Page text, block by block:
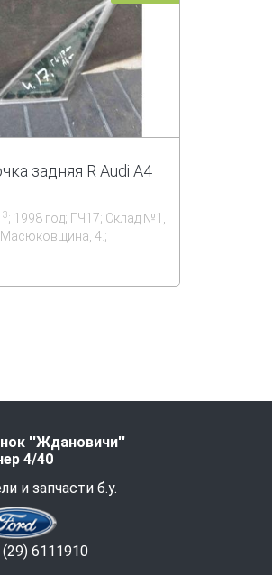
задняя R Audi A4
3; 1998 год; ГЧ17; Склад №1,
Масюковщина, 4.;
''Ждановичи''
4/40
и запчасти б.у.
6111910